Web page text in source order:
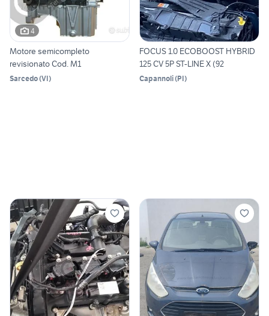
4
Motore semicompleto
revisionato Cod. M1
Sarcedo(VI)
FOCUS 1.0 ECOBOOST HYBRID
125 CV 5P ST-LINE X (92
Capannoli(PI)